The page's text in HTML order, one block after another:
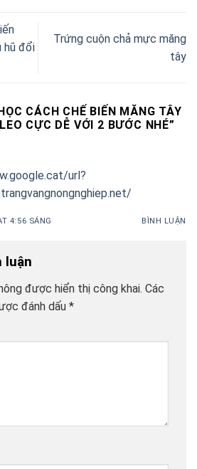
hũ đổi
Trứng cuộn chả mực măng
tây
CÁCH CHẾ BIẾN MĂNG TÂY
CỰC DỄ VỚI 2 BƯỚC NHÉ”
url?
4:56 SÁNG BÌNH LUẬN
luận
được hiển thị công khai. Các
đánh dấu *